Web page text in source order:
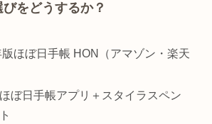
をどうするか？
版ほぼ日手帳 HON（アマゾン・楽天
ほぼ日手帳アプリ＋スタイラスペン